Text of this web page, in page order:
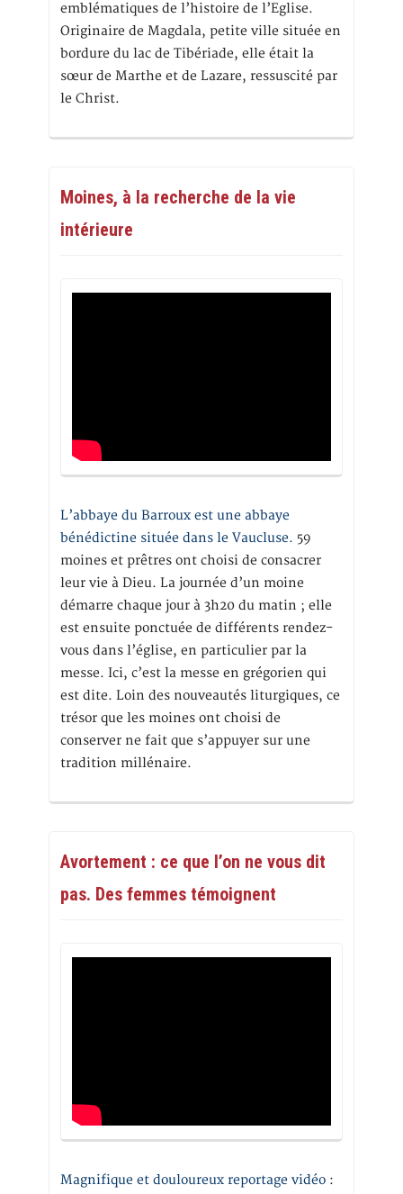
emblématiques de l’histoire de l’Eglise.
Originaire de Magdala, petite ville située en
bordure du lac de Tibériade, elle était la
sœur de Marthe et de Lazare, ressuscité par
le Christ.
Moines, à la recherche de la vie
intérieure
L’abbaye du Barroux est une abbaye
bénédictine située dans le Vaucluse. 59
moines et prêtres ont choisi de consacrer
leur vie à Dieu. La journée d’un moine
démarre chaque jour à 3h20 du matin ; elle
est ensuite ponctuée de différents rendez-
vous dans l’église, en particulier par la
messe. Ici, c’est la messe en grégorien qui
est dite. Loin des nouveautés liturgiques, ce
trésor que les moines ont choisi de
conserver ne fait que s’appuyer sur une
tradition millénaire.
Avortement : ce que l’on ne vous dit
pas. Des femmes témoignent
Magnifique et douloureux reportage vidéo :